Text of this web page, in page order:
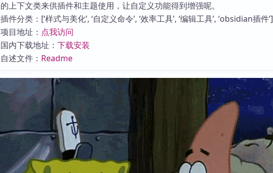
的上下文类来供插件和主题使用，让自定义功能得到增强呢。
插件分类：[‘样式与美化’, ‘自定义命令’, ‘效率工具’, ‘编辑工具’, ‘obsidian插件’]
项目地址： 点我访问
国内下载地址： 下载安装
自述文件： Readme